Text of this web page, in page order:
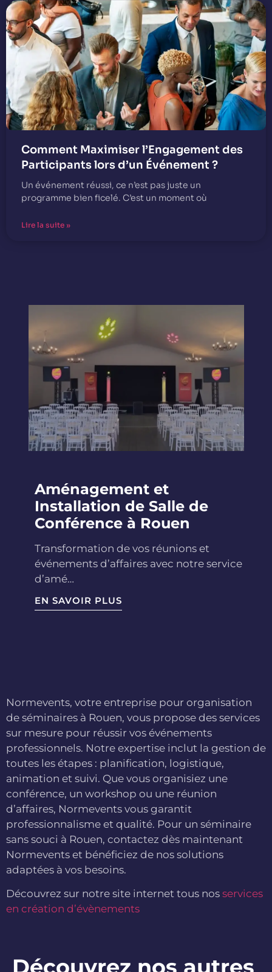
Comment Maximiser l’Engagement des
Participants lors d’un Événement ?
Un événement réussi, ce n’est pas juste un
programme bien ficelé. C’est un moment où
Lire la suite »
Aménagement et
Installation de Salle de
Conférence à Rouen
Transformation de vos réunions et
événements d’affaires avec notre service
d’amé…
EN SAVOIR PLUS
Normevents, votre entreprise pour organisation
de séminaires à Rouen, vous propose des services
sur mesure pour réussir vos événements
professionnels. Notre expertise inclut la gestion de
toutes les étapes : planification, logistique,
animation et suivi. Que vous organisiez une
conférence, un workshop ou une réunion
d’affaires, Normevents vous garantit
professionnalisme et qualité. Pour un séminaire
sans souci à Rouen, contactez dès maintenant
Normevents et bénéficiez de nos solutions
adaptées à vos besoins.
Découvrez sur notre site internet tous nos services
en création d’évènements
Découvrez nos autres